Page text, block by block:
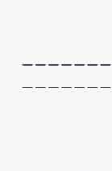
ーーーーーー
ーーーーーー